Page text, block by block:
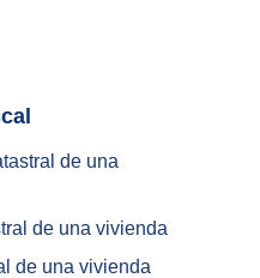
de una
de una vivienda
de una vivienda